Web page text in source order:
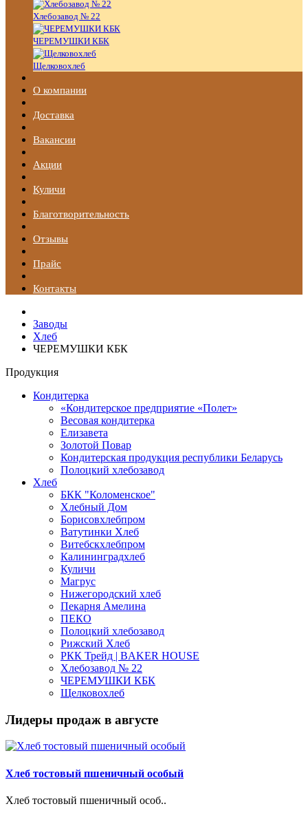
Хлебозавод № 22
ЧЕРЕМУШКИ КБК
Щелковохлеб
О компании
Доставка
Вакансии
Акции
Куличи
Благотворительность
Отзывы
Прайс
Контакты
Заводы
Хлеб
ЧЕРЕМУШКИ КБК
Продукция
Кондитерка
«Кондитерское предприятие «Полет»
Весовая кондитерка
Елизавета
Золотой Повар
Кондитерская продукция республики Беларусь
Полоцкий хлебозавод
Хлеб
БКК "Коломенское"
Хлебный Дом
Борисовхлебпром
Ватутинки Хлеб
Витебскхлебпром
Калининградхлеб
Куличи
Магрус
Нижегородский хлеб
Пекарня Амелина
ПЕКО
Полоцкий хлебозавод
Рижский Хлеб
РКК Трейд | BAKER HOUSE
Хлебозавод № 22
ЧЕРЕМУШКИ КБК
Щелковохлеб
Лидеры продаж в августе
Хлеб тостовый пшеничный особый
Хлеб тостовый пшеничный особ..